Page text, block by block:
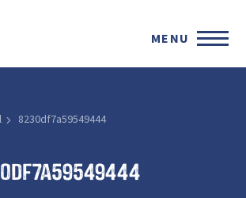
MENU
8230df7a59549444